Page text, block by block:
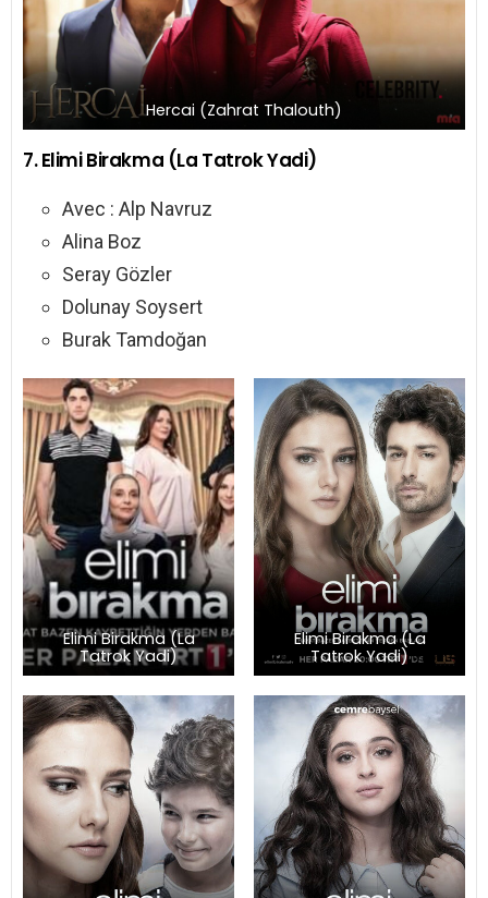
Hercai (Zahrat Thalouth)
7. Elimi Birakma (La Tatrok Yadi)
Avec : Alp Navruz
Alina Boz
Seray Gözler
Dolunay Soysert
Burak Tamdoğan
Elimi Birakma (La
Tatrok Yadi)
Elimi Birakma (La
Tatrok Yadi)